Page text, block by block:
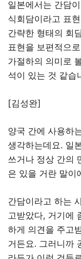
일본에서는 간담
식회담이라고 표
간략한 형태의 회
표현을 보편적으
가절하의 의미로
석이 있는 것 같습
[김성완]
양국 간에 사용하
생각하는데요. 일
쓰거나 정상 간의
은 있을 거란 말이
간담이라고 하는
고받았다, 거기에
하게 의견을 주고
거든요. 그러니까